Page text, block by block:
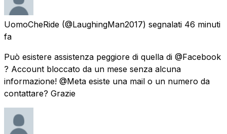
UomoCheRide (@LaughingMan2017) segnalati 46 minuti
fa
Può esistere assistenza peggiore di quella di @Facebook
? Account bloccato da un mese senza alcuna
informazione! @Meta esiste una mail o un numero da
contattare? Grazie